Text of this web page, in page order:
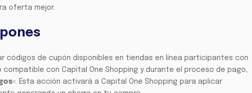
oferta mejor.
códigos de cupón disponibles en tiendas en línea participantes con
con Capital One Shopping y durante el proceso de pago,
«. Esta acción activará a Capital One Shopping para aplicar